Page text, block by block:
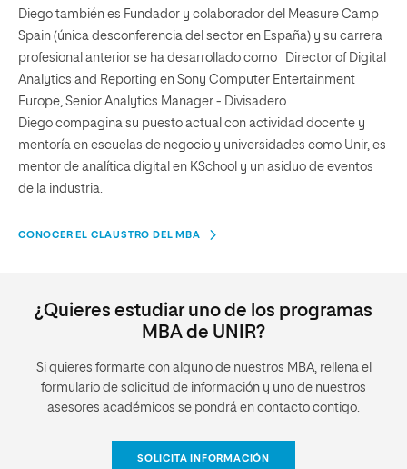
Diego también es Fundador y colaborador del Measure Camp
Spain (única desconferencia del sector en España) y su carrera
profesional anterior se ha desarrollado como Director of Digital
Analytics and Reporting en Sony Computer Entertainment
Europe, Senior Analytics Manager - Divisadero.
Diego compagina su puesto actual con actividad docente y
mentoría en escuelas de negocio y universidades como Unir, es
mentor de analítica digital en KSchool y un asiduo de eventos
de la industria.
CONOCER EL CLAUSTRO DEL MBA
¿Quieres estudiar uno de los programas
MBA de UNIR?
Si quieres formarte con alguno de nuestros MBA, rellena el
formulario de solicitud de información y uno de nuestros
asesores académicos se pondrá en contacto contigo.
SOLICITA INFORMACIÓN